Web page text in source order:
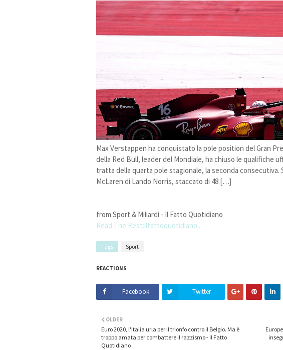
Max Verstappen ha conquistato la pole position del Gran
della Red Bull, leader del Mondiale, ha chiuso le qualifiche
tratta della quarta pole stagionale, la seconda consecutiva.
McLaren di Lando Norris, staccato di 48 […]
from Sport & Miliardi - Il Fatto Quotidiano
Read The Rest:ilfattoquotidiano...
Tags Sport
REACTIONS
Facebook Twitter
OLDER
Euro 2020, l'Italia urla per il trionfo contro il Belgio. Ma è
troppo amata per combattere il razzismo - Il Fatto
Quotidiano